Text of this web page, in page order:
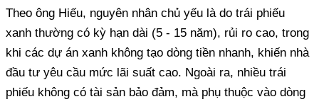
Theo ông Hiếu, nguyên nhân chủ yếu là do trái phiếu
xanh thường có kỳ hạn dài (5 - 15 năm), rủi ro cao, trong
khi các dự án xanh không tạo dòng tiền nhanh, khiến nhà
đầu tư yêu cầu mức lãi suất cao. Ngoài ra, nhiều trái
phiếu không có tài sản bảo đảm, mà phụ thuộc vào dòng